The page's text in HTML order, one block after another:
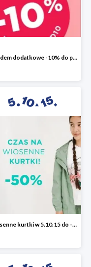
Z kodem dodatkowe -10% do promocji -50%!
Wiosenne kurtki w 5.10.15 do -50%